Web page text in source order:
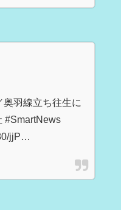
羽線立ち往生に
#SmartNews
jjP…